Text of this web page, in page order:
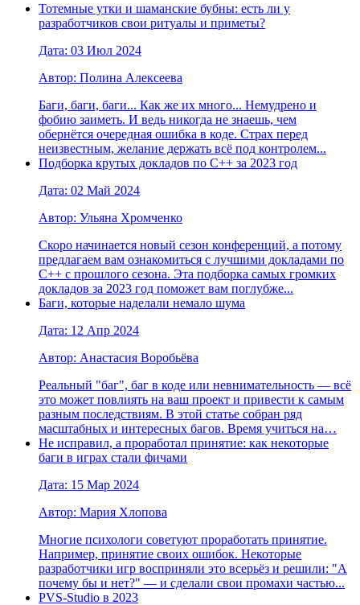
Тотемные утки и шаманские бубны: есть ли у
разработчиков свои ритуалы и приметы?
Дата: 03 Июл 2024
Автор: Полина Алексеева
Баги, баги, баги... Как же их много... Немудрено и
фобию заиметь. И ведь никогда не знаешь, чем
обернётся очередная ошибка в коде. Страх перед
неизвестным, желание держать всё под контролем...
Подборка крутых докладов по С++ за 2023 год
Дата: 02 Май 2024
Автор: Ульяна Хромченко
Скоро начинается новый сезон конференций, а потому
предлагаем вам ознакомиться с лучшими докладами по
С++ с прошлого сезона. Эта подборка самых громких
докладов за 2023 год поможет вам поглубже...
Баги, которые наделали немало шума
Дата: 12 Апр 2024
Автор: Анастасия Воробьёва
Реальный "баг", баг в коде или невнимательность — всё
это может повлиять на ваш проект и привести к самым
разным последствиям. В этой статье собран ряд
масштабных и интересных багов. Время учиться на…
Не исправил, а проработал принятие: как некоторые
баги в играх стали фичами
Дата: 15 Мар 2024
Автор: Мария Хлопова
Многие психологи советуют проработать принятие.
Например, принятие своих ошибок. Некоторые
разработчики игр восприняли это всерьёз и решили: "А
почему бы и нет?" — и сделали свои промахи частью...
PVS-Studio в 2023